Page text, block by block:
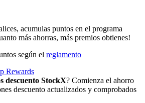
acumulas puntos en el programa
más ahorras, más premios obtienes!
según el reglamento
Rewards
descuento StockX? Comienza el ahorro
descuento actualizados y comprobados